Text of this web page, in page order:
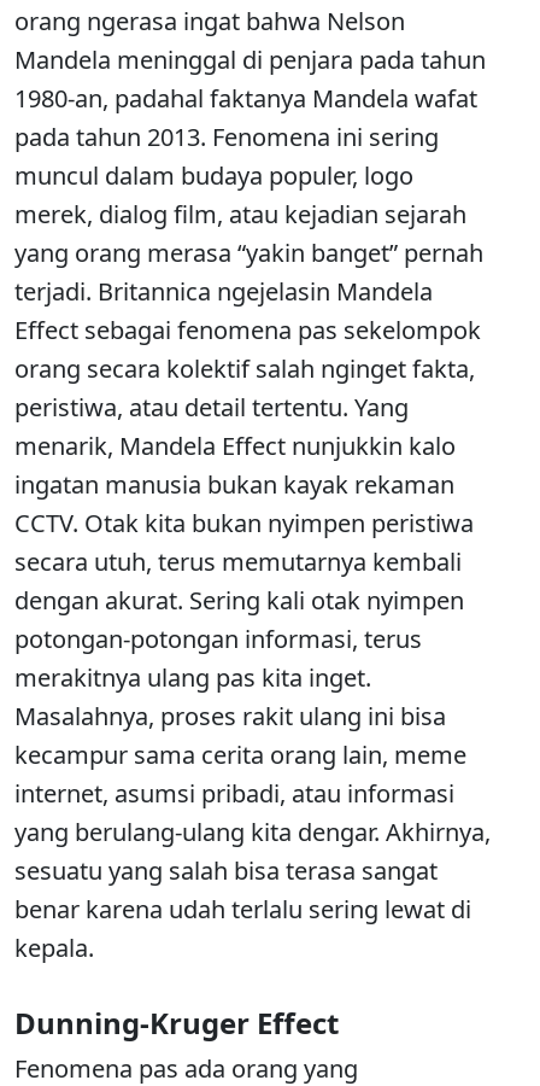
orang ngerasa ingat bahwa Nelson
Mandela meninggal di penjara pada tahun
1980-an, padahal faktanya Mandela wafat
pada tahun 2013. Fenomena ini sering
muncul dalam budaya populer, logo
merek, dialog film, atau kejadian sejarah
yang orang merasa “yakin banget” pernah
terjadi. Britannica ngejelasin Mandela
Effect sebagai fenomena pas sekelompok
orang secara kolektif salah nginget fakta,
peristiwa, atau detail tertentu. Yang
menarik, Mandela Effect nunjukkin kalo
ingatan manusia bukan kayak rekaman
CCTV. Otak kita bukan nyimpen peristiwa
secara utuh, terus memutarnya kembali
dengan akurat. Sering kali otak nyimpen
potongan-potongan informasi, terus
merakitnya ulang pas kita inget.
Masalahnya, proses rakit ulang ini bisa
kecampur sama cerita orang lain, meme
internet, asumsi pribadi, atau informasi
yang berulang-ulang kita dengar. Akhirnya,
sesuatu yang salah bisa terasa sangat
benar karena udah terlalu sering lewat di
kepala.
Dunning-Kruger Effect
Fenomena pas ada orang yang